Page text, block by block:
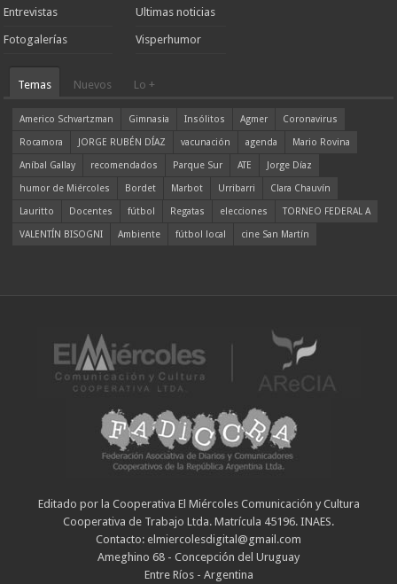
Entrevistas
Fotogalerías
Ultimas noticias
Visperhumor
Temas Nuevos Lo +
Americo Schvartzman Gimnasia Insólitos Agmer
Coronavirus
Rocamora
JORGE RUBÉN DÍAZ vacunación agenda
Mario Rovina
Aníbal Gallay
recomendados Parque Sur ATE
Jorge Díaz
humor de Miércoles
Bordet Marbot Urribarri
Clara Chauvín
Lauritto
Docentes fútbol Regatas elecciones
TORNEO FEDERAL A
VALENTÍN BISOGNI
Ambiente fútbol local cine San Martín
Editado por la Cooperativa El Miércoles Comunicación y Cultura
Cooperativa de Trabajo Ltda. Matrícula 45196. INAES.
Contacto: elmiercolesdigital@gmail.com
Ameghino 68 - Concepción del Uruguay
Entre Ríos - Argentina